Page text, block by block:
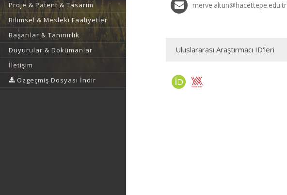
Proje & Patent & Tasarım
Bilimsel & Mesleki Faaliyetler
Başarılar & Tanınırlık
Duyurular & Dokümanlar
İletişim
Özgeçmiş Dosyası İndir
merve.altun@hacettepe.edu.tr
Uluslararası Araştırmacı ID'leri